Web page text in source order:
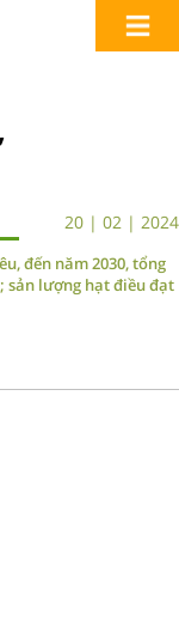
20 | 02 | 2024
đến năm 2030, tổng
sản lượng hạt điều đạt